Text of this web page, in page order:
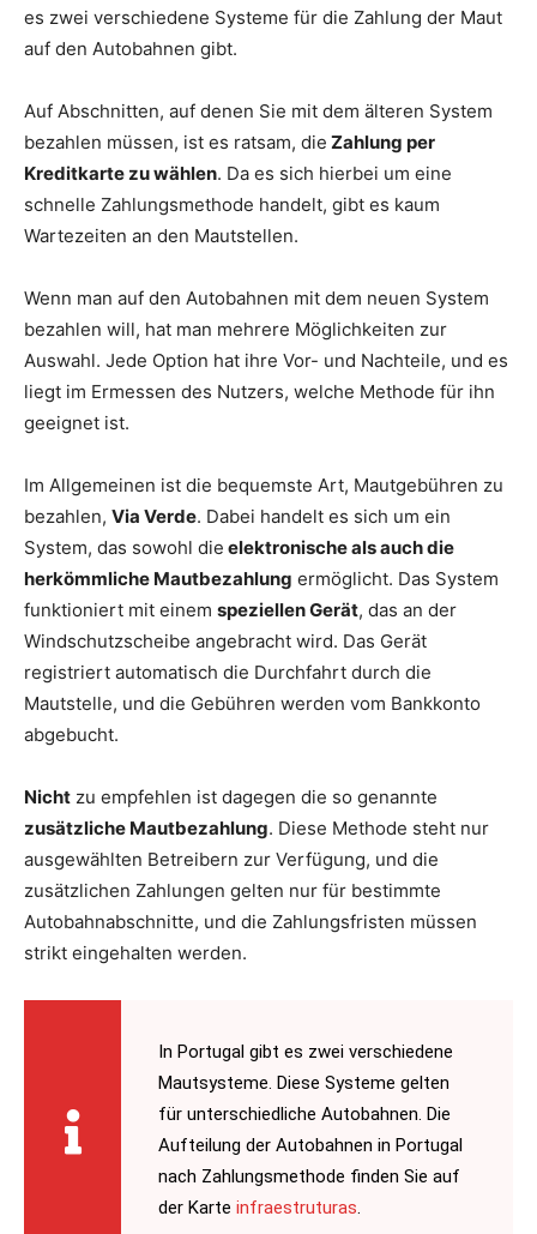
es zwei verschiedene Systeme für die Zahlung der Maut
auf den Autobahnen gibt.
Auf Abschnitten, auf denen Sie mit dem älteren System
bezahlen müssen, ist es ratsam, die Zahlung per
Kreditkarte zu wählen. Da es sich hierbei um eine
schnelle Zahlungsmethode handelt, gibt es kaum
Wartezeiten an den Mautstellen.
Wenn man auf den Autobahnen mit dem neuen System
bezahlen will, hat man mehrere Möglichkeiten zur
Auswahl. Jede Option hat ihre Vor- und Nachteile, und es
liegt im Ermessen des Nutzers, welche Methode für ihn
geeignet ist.
Im Allgemeinen ist die bequemste Art, Mautgebühren zu
bezahlen, Via Verde. Dabei handelt es sich um ein
System, das sowohl die elektronische als auch die
herkömmliche Mautbezahlung ermöglicht. Das System
funktioniert mit einem speziellen Gerät, das an der
Windschutzscheibe angebracht wird. Das Gerät
registriert automatisch die Durchfahrt durch die
Mautstelle, und die Gebühren werden vom Bankkonto
abgebucht.
Nicht zu empfehlen ist dagegen die so genannte
zusätzliche Mautbezahlung. Diese Methode steht nur
ausgewählten Betreibern zur Verfügung, und die
zusätzlichen Zahlungen gelten nur für bestimmte
Autobahnabschnitte, und die Zahlungsfristen müssen
strikt eingehalten werden.
In Portugal gibt es zwei verschiedene
Mautsysteme. Diese Systeme gelten
für unterschiedliche Autobahnen. Die
Aufteilung der Autobahnen in Portugal
nach Zahlungsmethode finden Sie auf
der Karteinfraestruturas.